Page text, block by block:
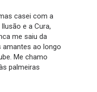
casei com a
e a Cura,
me saiu da
amantes ao longo
Me chamo
palmeiras